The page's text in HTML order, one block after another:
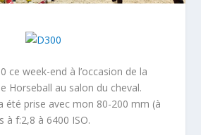
ce week-end à l’occasion de la
Horseball au salon du cheval.
été prise avec mon 80-200 mm (à
à f:2,8 à 6400 ISO.